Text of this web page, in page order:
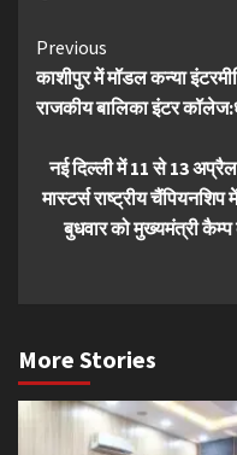
Continue
Reading
Previous
काशीपुर में मॉडल कन्या
राजकीय बालिका इंटर
नई दिल्ली में 11 से 13
मास्टर्स राष्ट्रीय
बुधवार को मुख्यमंत्री कैम्प
More Stories